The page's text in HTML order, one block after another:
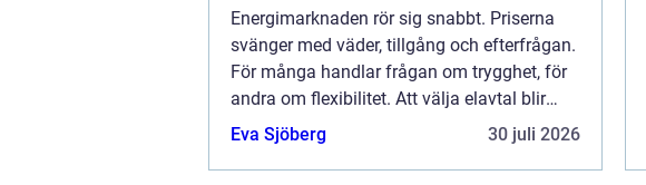
Energimarknaden rör sig snabbt. Priserna
svänger med väder, tillgång och efterfrågan.
För många handlar frågan om trygghet, för
andra om flexibilitet. Att välja elavtal blir
därför ett v...
Eva Sjöberg 30 juli 2026